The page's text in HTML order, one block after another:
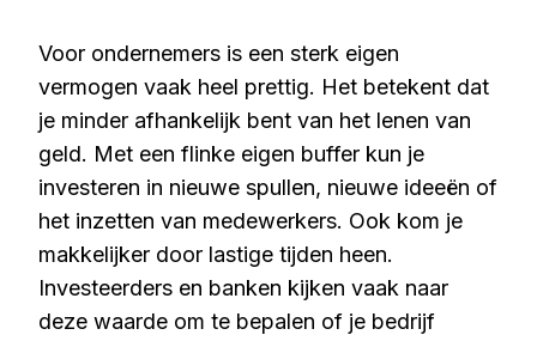
Voor ondernemers is een sterk eigen
vermogen vaak heel prettig. Het betekent dat
je minder afhankelijk bent van het lenen van
geld. Met een flinke eigen buffer kun je
investeren in nieuwe spullen, nieuwe ideeën of
het inzetten van medewerkers. Ook kom je
makkelijker door lastige tijden heen.
Investeerders en banken kijken vaak naar
deze waarde om te bepalen of je bedrijf